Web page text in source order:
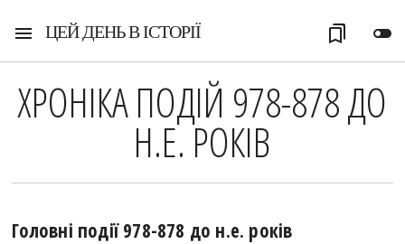
menu ЦЕЙ ДЕНЬ В ІСТОРІЇ toggle_off
bookmarks
ХРОНІКА ПОДІЙ 978-878 ДО
Н.Е. РОКІВ
Головні події 978-878 до н.е. років